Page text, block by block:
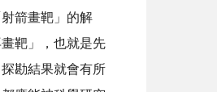
箭畫靶」的解
靶」，也就是先
勘結果就會有所